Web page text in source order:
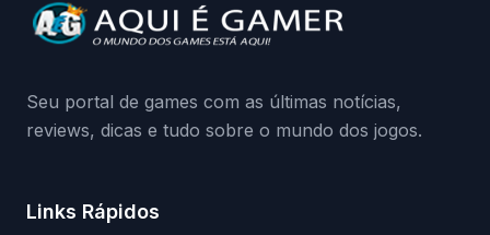
da Playground: negação do preload,
medidas contra acessos não autorizados
Seu portal de games com as últimas notícias,
reviews, dicas e tudo sobre o mundo dos jogos.
Links Rápidos